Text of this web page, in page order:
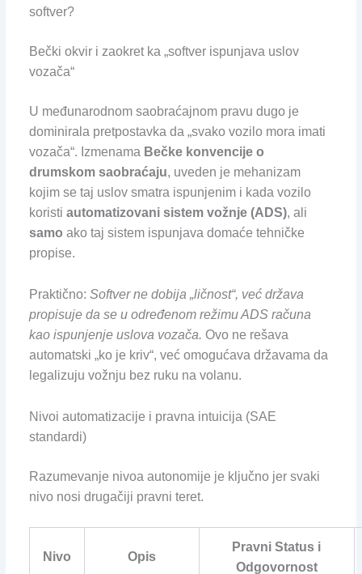
softver?
Bečki okvir i zaokret ka „softver ispunjava uslov
vozača“
U međunarodnom saobraćajnom pravu dugo je
dominirala pretpostavka da „svako vozilo mora imati
vozača“. Izmenama Bečke konvencije o
drumskom saobraćaju, uveden je mehanizam
kojim se taj uslov smatra ispunjenim i kada vozilo
koristi automatizovani sistem vožnje (ADS), ali
samo ako taj sistem ispunjava domaće tehničke
propise.
Praktično: Softver ne dobija „ličnost“, već država
propisuje da se u određenom režimu ADS računa
kao ispunjenje uslova vozača. Ovo ne rešava
automatski „ko je kriv“, već omogućava državama da
legalizuju vožnju bez ruku na volanu.
Nivoi automatizacije i pravna intuicija (SAE
standardi)
Razumevanje nivoa autonomije je ključno jer svaki
nivo nosi drugačiji pravni teret.
Nivo Opis
Pravni Status i
Odgovornost